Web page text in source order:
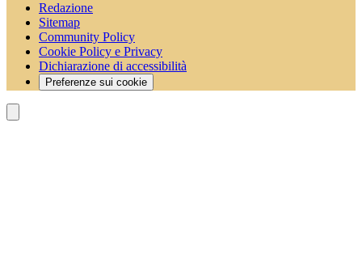
Redazione
Sitemap
Community Policy
Cookie Policy e Privacy
Dichiarazione di accessibilità
Preferenze sui cookie